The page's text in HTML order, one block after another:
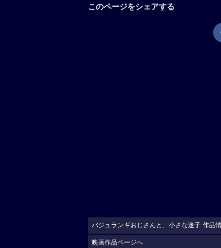
このページをシェアする
バジュランギおじさんと、小さな迷子 作品
映画作品ページへ